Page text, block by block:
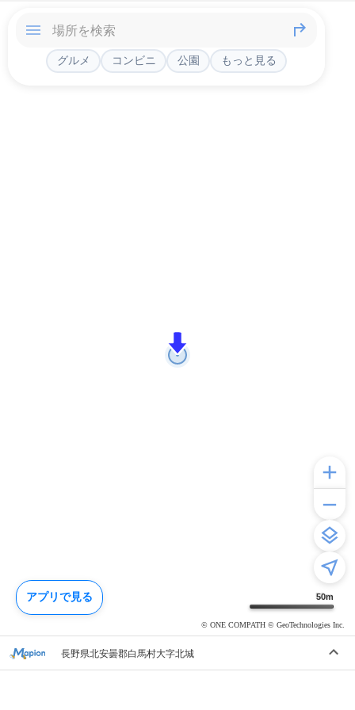
50m
© ONE COMPATH © GeoTechnologies Inc.
グルメ コンビニ 公園 もっと見る
長野県北安曇郡白馬村大字北城
アプリで見る